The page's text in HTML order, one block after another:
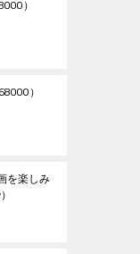
）
）
を楽しみ